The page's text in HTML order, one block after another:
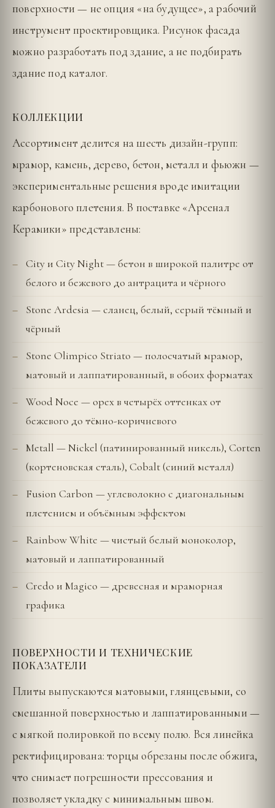
поверхности — не опция «на будущее», а рабочий
инструмент проектировщика. Рисунок фасада
можно разработать под здание, а не подбирать
здание под каталог.
КОЛЛЕКЦИИ
Ассортимент делится на шесть дизайн-групп:
мрамор, камень, дерево, бетон, металл и фьюжн —
экспериментальные решения вроде имитации
карбонового плетения. В поставке «Арсенал
Керамики» представлены:
City и City Night — бетон в широкой палитре от
белого и бежевого до антрацита и чёрного
Stone Ardesia — сланец, белый, серый тёмный и
чёрный
Stone Olimpico Striato — полосчатый мрамор,
матовый и лаппатированный, в обоих форматах
Wood Noce — орех в четырёх оттенках от
бежевого до тёмно-коричневого
Metall — Nickel (патинированный никель), Corten
(кортеновская сталь), Cobalt (синий металл)
Fusion Carbon — углеволокно с диагональным
плетением и объёмным эффектом
Rainbow White — чистый белый моноколор,
матовый и лаппатированный
Credo и Magico — древесная и мраморная
графика
ПОВЕРХНОСТИ И ТЕХНИЧЕСКИЕ
ПОКАЗАТЕЛИ
Плиты выпускаются матовыми, глянцевыми, со
смешанной поверхностью и лаппатированными —
с мягкой полировкой по всему полю. Вся линейка
ректифицирована: торцы обрезаны после обжига,
что снимает погрешности прессования и
позволяет укладку с минимальным швом.